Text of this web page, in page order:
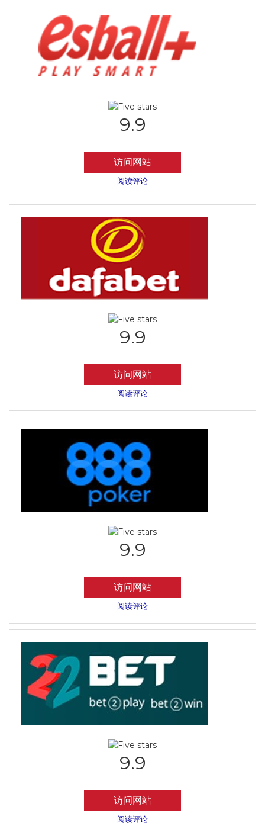
9.9
访问网站
阅读评论
9.9
访问网站
阅读评论
9.9
访问网站
阅读评论
9.9
访问网站
阅读评论